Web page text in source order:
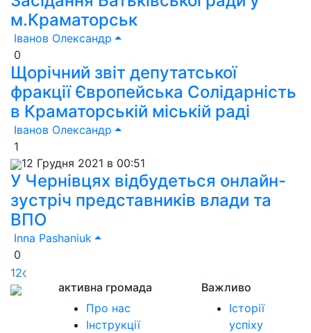
м.Краматорськ
Іванов Олександр
0
Щорічний звіт депутатської
фракції Європейська Солідарність
в Краматорській міській раді
Іванов Олександр
1
12 Грудня 2021 в 00:51
У Чернівцях відбудеться онлайн-
зустріч представників влади та
ВПО
Inna Pashaniuk
0
12
активна громада
Про нас
Інструкції
Важливо
Історії
успіху